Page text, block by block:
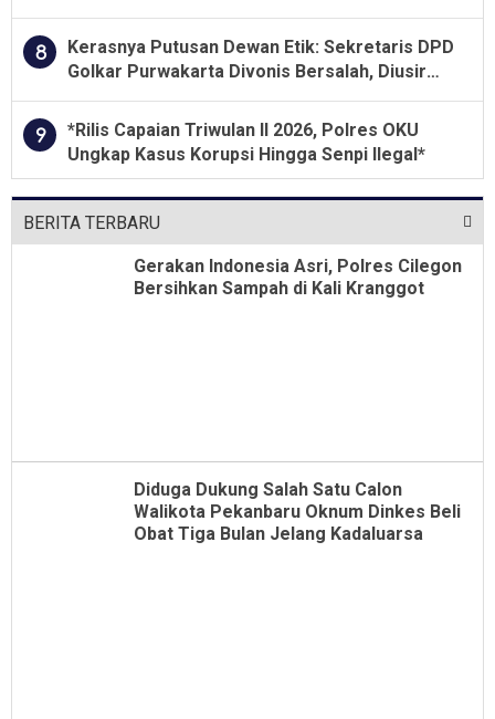
8
Kerasnya Putusan Dewan Etik: Sekretaris DPD
Golkar Purwakarta Divonis Bersalah, Diusir
9
*Rilis Capaian Triwulan II 2026, Polres OKU
Ungkap Kasus Korupsi Hingga Senpi Ilegal*
BERITA TERBARU
Gerakan Indonesia Asri, Polres Cilegon
Bersihkan Sampah di Kali Kranggot
Diduga Dukung Salah Satu Calon
Walikota Pekanbaru Oknum Dinkes Beli
Obat Tiga Bulan Jelang Kadaluarsa